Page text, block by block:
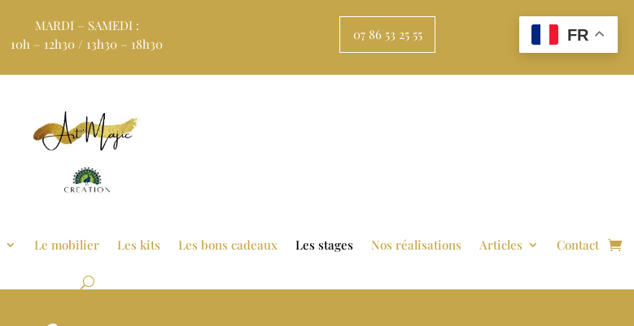
MARDI – SAMEDI :
10h – 12h30 / 13h30 – 18h30
07 86 53 25 55
Le mobilier Les kits Les bons cadeaux Les stages Nos réalisations Articles Contact
FR